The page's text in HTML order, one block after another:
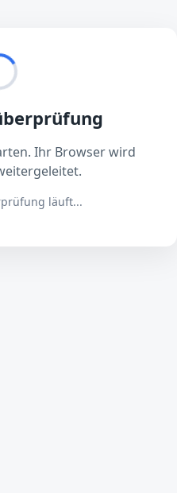
Ihr Browser wird
läuft...